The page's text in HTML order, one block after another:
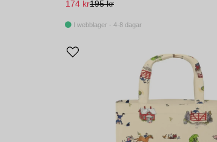
195 kr
174 kr
I webblager - 4-8 dagar